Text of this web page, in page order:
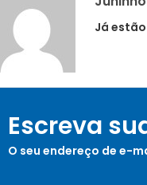
Já
Escreva
O seu endereço de e-